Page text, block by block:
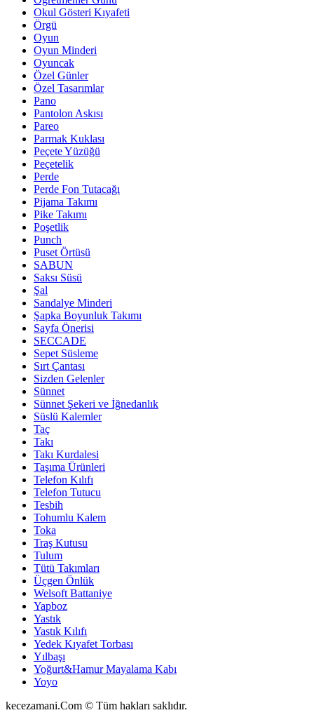
Okul Gösteri Kıyafeti
Örgü
Oyun
Oyun Minderi
Oyuncak
Özel Günler
Özel Tasarımlar
Pano
Pantolon Askısı
Pareo
Parmak Kuklası
Peçete Yüzüğü
Peçetelik
Perde
Perde Fon Tutacağı
Pijama Takımı
Pike Takımı
Poşetlik
Punch
Puset Örtüsü
SABUN
Saksı Süsü
Şal
Sandalye Minderi
Şapka Boyunluk Takımı
Sayfa Önerisi
SECCADE
Sepet Süsleme
Sırt Çantası
Sizden Gelenler
Sünnet
Sünnet Şekeri ve İğnedanlık
Süslü Kalemler
Taç
Takı
Takı Kurdalesi
Taşıma Ürünleri
Telefon Kılıfı
Telefon Tutucu
Tesbih
Tohumlu Kalem
Toka
Traş Kutusu
Tulum
Tütü Takımları
Üçgen Önlük
Welsoft Battaniye
Yapboz
Yastık
Yastık Kılıfı
Yedek Kıyafet Torbası
Yılbaşı
Yoğurt&Hamur Mayalama Kabı
Yoyo
kecezamani.Com © Tüm hakları saklıdır.